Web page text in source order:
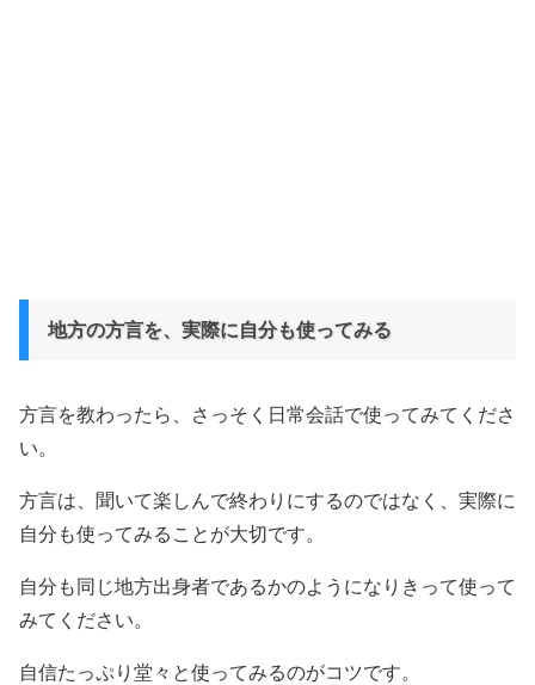
地方の方言を、実際に自分も使ってみる
方言を教わったら、さっそく日常会話で使ってみてくださ
い。
方言は、聞いて楽しんで終わりにするのではなく、実際に
自分も使ってみることが大切です。
自分も同じ地方出身者であるかのようになりきって使って
みてください。
自信たっぷり堂々と使ってみるのがコツです。